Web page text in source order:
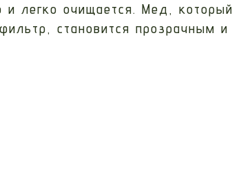
и легко очищается. Мед,
становится прозрачным